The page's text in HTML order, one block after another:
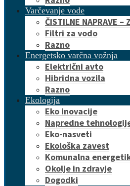
Varčevanje vode
ČISTILNE NAPRAVE –
Filtri za vodo
Razno
Energetsko varčna vožnja
Električni avto
Hibridna vozila
Razno
Ekologija
Eko inovacije
Napredne
Eko-nasveti
Ekološka zavest
Komunalna
Okolje in zdravje
Dogodki